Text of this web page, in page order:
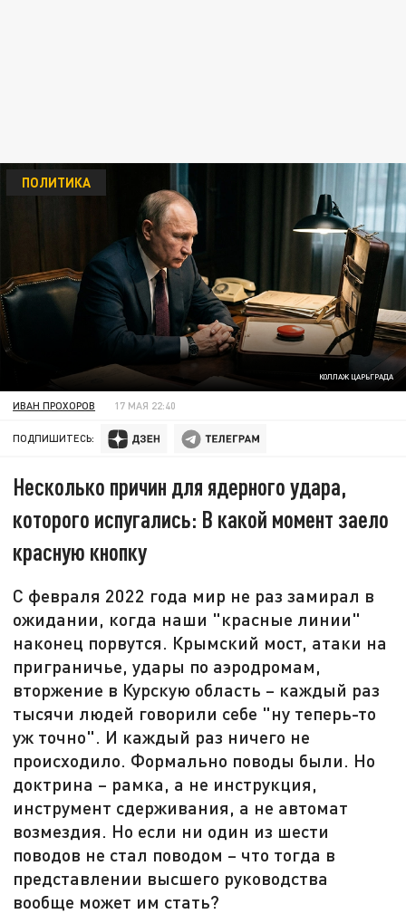
КОЛЛАЖ ЦАРЬГРАДА
ПОЛИТИКА
ИВАН ПРОХОРОВ 17 МАЯ 22:40
ПОДПИШИТЕСЬ:
Несколько причин для ядерного удара,
которого испугались: В какой момент заело
красную кнопку
С февраля 2022 года мир не раз замирал в
ожидании, когда наши "красные линии"
наконец порвутся. Крымский мост, атаки на
приграничье, удары по аэродромам,
вторжение в Курскую область – каждый раз
тысячи людей говорили себе "ну теперь-то
уж точно". И каждый раз ничего не
происходило. Формально поводы были. Но
доктрина – рамка, а не инструкция,
инструмент сдерживания, а не автомат
возмездия. Но если ни один из шести
поводов не стал поводом – что тогда в
представлении высшего руководства
вообще может им стать?